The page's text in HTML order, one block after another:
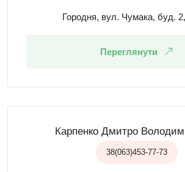
Городня, вул. Чумака, буд.
Переглянути
Карпенко Дмитро
38(063)453-77-73